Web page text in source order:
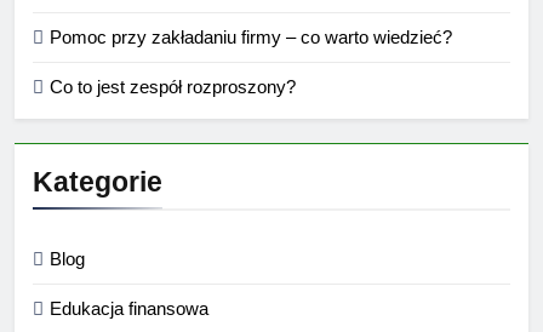
Pomoc przy zakładaniu firmy – co warto wiedzieć?
Co to jest zespół rozproszony?
Kategorie
Blog
Edukacja finansowa